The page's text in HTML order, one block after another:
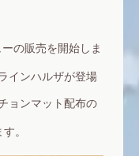
の販売を開始しま
インハルザが登場
ョンマット配布の
。